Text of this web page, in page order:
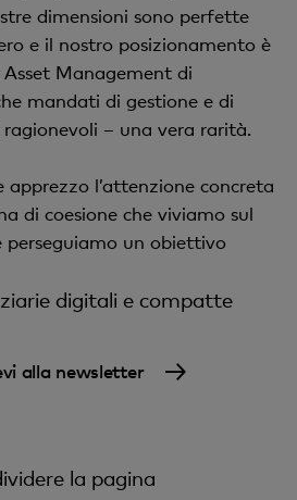
dimensioni sono perfette
e il nostro posizionamento è
Management di
mandati di gestione e di
– una vera rarità.
l’attenzione concreta
di coesione che viviamo sul
un obiettivo
digitali e compatte
alla newsletter
la pagina